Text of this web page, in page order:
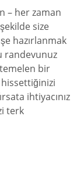
– her zaman
size
hazırlanmak
randevunuz
bir
hissettiğinizi
ihtiyacınız
terk